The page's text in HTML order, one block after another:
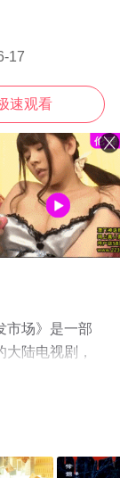
17
速观看
市场》是一部
陆电视剧，
清未删减完
猫或剧情网